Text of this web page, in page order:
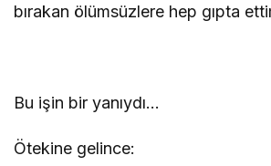
bırakan ölümsüzlere hep gıpta
Bu işin bir yanıydı…
Ötekine gelince: